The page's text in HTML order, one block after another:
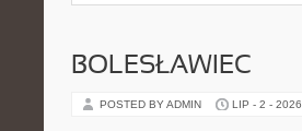
BOLESŁAWIEC
POSTED BY ADMIN LIP - 2 - 2026